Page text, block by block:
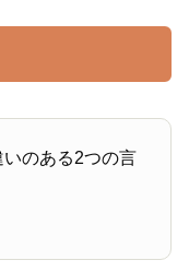
のある2つの言